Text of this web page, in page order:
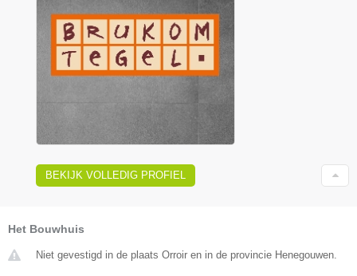
BEKIJK VOLLEDIG PROFIEL
Het Bouwhuis
Niet gevestigd in de plaats Orroir en in de provincie Henegouwen.